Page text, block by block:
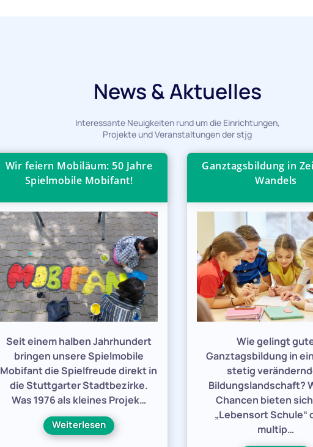
News & Aktuelles
Interessante Neuigkeiten rund um die Einrichtungen,
Projekte und Veranstaltungen der stjg
Wir feiern Mobiläum: 50 Jahre
Spielmobile Mobifant!
Seit einem halben Jahrhundert
bringen unsere Spielmobile
Mobifant die Spielfreude direkt in
die Stuttgarter Stadtbezirke.
Was 1976 als kleines Projek…
Weiterlesen
Ganztagsbildung in
Wandels
Wie gelingt
Ganztagsbildung in
stetig
Bildungslandschaft?
Chancen bieten
„Lebensort Schule“
multip…